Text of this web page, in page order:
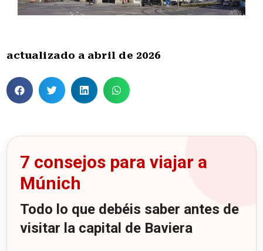
actualizado a abril de 2026
7 consejos para viajar a
Múnich
Todo lo que debéis saber antes de
visitar la capital de Baviera